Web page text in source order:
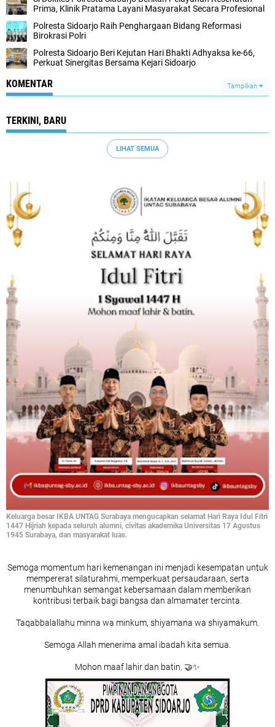
Prima, Klinik Pratama Layani Masyarakat Secara Profesional
Polresta Sidoarjo Raih Penghargaan Bidang Reformasi
Birokrasi Polri
Polresta Sidoarjo Beri Kejutan Hari Bhakti Adhyaksa ke-66,
Perkuat Sinergitas Bersama Kejari Sidoarjo
KOMENTAR Tampilkan
TERKINI, BARU
LIHAT SEMUA
Keluarga besar IKBA UNTAG Surabaya mengucapkan selamat Hari Raya Idul Fitri
1447 Hijriah kepada seluruh alumni, civitas akademika Universitas 17 Agustus
1945 Surabaya, dan masyarakat luas.
Semoga momentum hari kemenangan ini menjadi kesempatan untuk
mempererat silaturahmi, memperkuat persaudaraan, serta
menumbuhkan semangat kebersamaan dalam memberikan
kontribusi terbaik bagi bangsa dan almamater tercinta.
Taqabbalallahu minna wa minkum, shiyamana wa shiyamakum.
Semoga Allah menerima amal ibadah kita semua.
Mohon maaf lahir dan batin. 🤝✨